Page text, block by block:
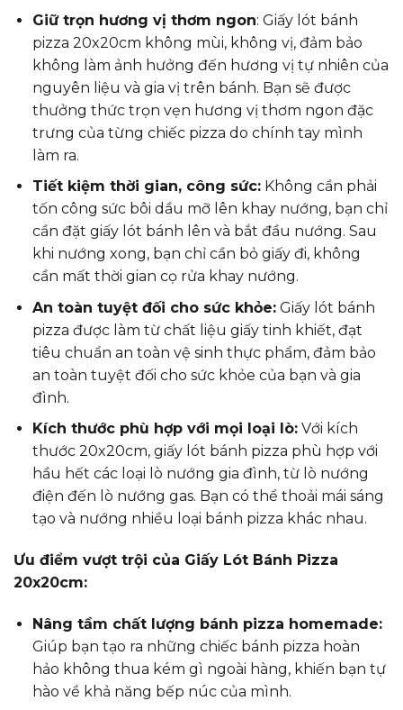
Giữ trọn hương vị thơm ngon: Giấy lót bánh
pizza 20x20cm không mùi, không vị, đảm bảo
không làm ảnh hưởng đến hương vị tự nhiên của
nguyên liệu và gia vị trên bánh. Bạn sẽ được
thưởng thức trọn vẹn hương vị thơm ngon đặc
trưng của từng chiếc pizza do chính tay mình
làm ra.
Tiết kiệm thời gian, công sức:Không cần phải
tốn công sức bôi dầu mỡ lên khay nướng, bạn chỉ
cần đặt giấy lót bánh lên và bắt đầu nướng. Sau
khi nướng xong, bạn chỉ cần bỏ giấy đi, không
cần mất thời gian cọ rửa khay nướng.
An toàn tuyệt đối cho sức khỏe:Giấy lót bánh
pizza được làm từ chất liệu giấy tinh khiết, đạt
tiêu chuẩn an toàn vệ sinh thực phẩm, đảm bảo
an toàn tuyệt đối cho sức khỏe của bạn và gia
đình.
Kích thước phù hợp với mọi loại lò:Với kích
thước 20x20cm, giấy lót bánh pizza phù hợp với
hầu hết các loại lò nướng gia đình, từ lò nướng
điện đến lò nướng gas. Bạn có thể thoải mái sáng
tạo và nướng nhiều loại bánh pizza khác nhau.
Ưu điểm vượt trội của Giấy Lót Bánh Pizza
20x20cm:
Nâng tầm chất lượng bánh pizza homemade:
Giúp bạn tạo ra những chiếc bánh pizza hoàn
hảo không thua kém gì ngoài hàng, khiến bạn tự
hào về khả năng bếp núc của mình.